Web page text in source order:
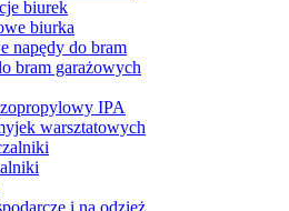
biurek
biurka
napędy do bram
bram garażowych
IPA
warsztatowych
i na odzież